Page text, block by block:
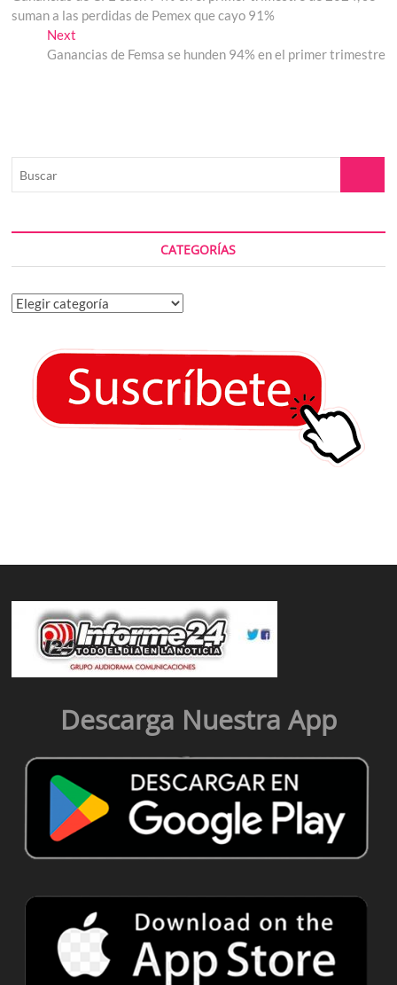
de
entradas
suman a las perdidas de Pemex que cayo 91%
NextNext
post:
Ganancias de Femsa se hunden 94% en el primer trimestre
CATEGORÍAS
Categorías
Descarga Nuestra App